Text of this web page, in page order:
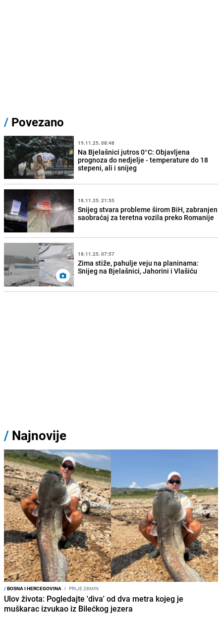
/ Povezano
19.11.25. 08:48
Na Bjelašnici jutros 0°C: Objavljena
prognoza do nedjelje - temperature do 18
stepeni, ali i snijeg
18.11.25. 21:55
Snijeg stvara probleme širom BiH, zabranjen
saobraćaj za teretna vozila preko Romanije
18.11.25. 07:57
Zima stiže, pahulje veju na planinama:
Snijeg na Bjelašnici, Jahorini i Vlašiću
/ Najnovije
/BOSNA I HERCEGOVINA I PRIJE 28MIN
Ulov života: Pogledajte 'diva' od dva metra kojeg je
muškarac izvukao iz Bilećkog jezera